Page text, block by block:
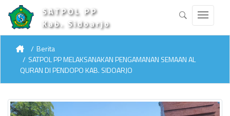
SATPOL PP
Kab. Sidoarjo
Berita
SATPOL PP MELAKSANAKAN PENGAMANAN SEMAAN AL
QURAN DI PENDOPO KAB. SIDOARJO